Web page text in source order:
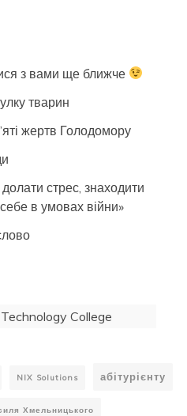
з вами ще ближче
тварин
жертв Голодомору
долати стрес, знаходити
в умовах війни»
College
NIX Solutions абітурієнту
Хмельницького